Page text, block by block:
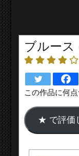
ブルース
この作品に何